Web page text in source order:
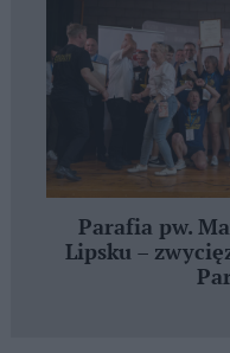
Parafia pw.
Lipsku –